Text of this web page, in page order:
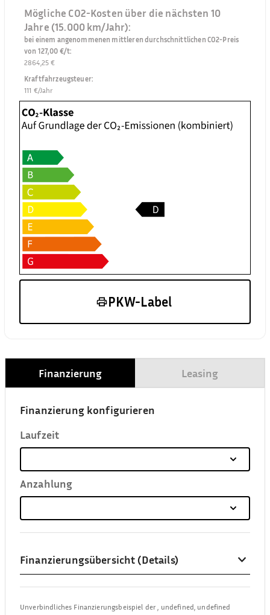
Mögliche CO2-Kosten über die nächsten 10
Jahre (15.000 km/Jahr):
bei einem angenommenen mittleren durchschnittlichen CO2-Preis
von 127,00 €/t:
2864,25 €
Kraftfahrzeugsteuer:
111 €/Jahr
PKW-Label
Finanzierung Leasing
Finanzierung konfigurieren
Laufzeit
Anzahlung
Finanzierungsübersicht (Details)
Unverbindliches Finanzierungsbeispiel der, undefined, undefined